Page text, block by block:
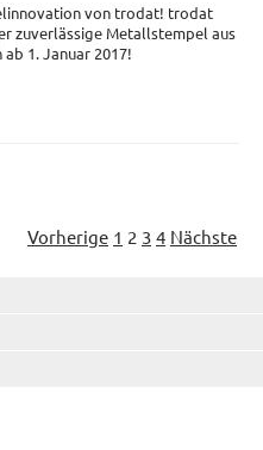
von trodat! trodat
zuverlässige Metallstempel aus
1. Januar 2017!
Vorherige 1 2 3 4 Nächste